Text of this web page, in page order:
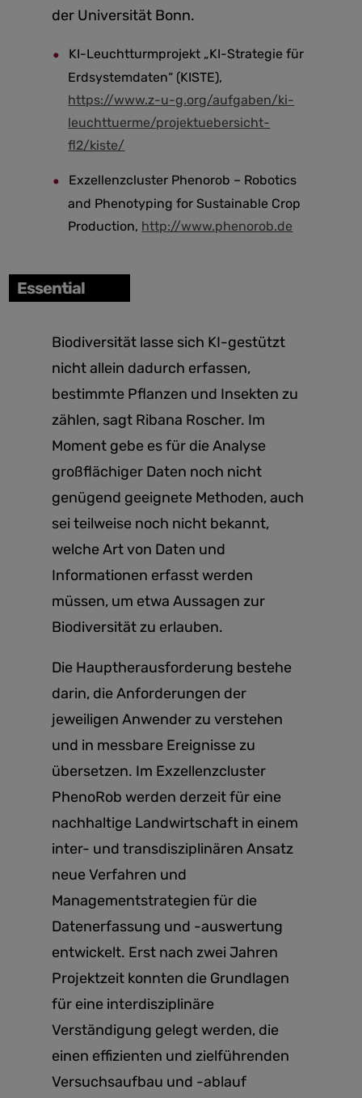
der Universität Bonn.
KI-Leuchtturmprojekt „KI-Strategie für
Erdsystemdaten“ (KISTE),
https://www.z-u-g.org/aufgaben/ki-
leuchttuerme/projektuebersicht-
fl2/kiste/
Exzellenzcluster Phenorob – Robotics
and Phenotyping for Sustainable Crop
Production, http://www.phenorob.de
Essential
Biodiversität lasse sich KI-gestützt
nicht allein dadurch erfassen,
bestimmte Pflanzen und Insekten zu
zählen, sagt Ribana Roscher. Im
Moment gebe es für die Analyse
großflächiger Daten noch nicht
genügend geeignete Methoden, auch
sei teilweise noch nicht bekannt,
welche Art von Daten und
Informationen erfasst werden
müssen, um etwa Aussagen zur
Biodiversität zu erlauben.
Die Hauptherausforderung bestehe
darin, die Anforderungen der
jeweiligen Anwender zu verstehen
und in messbare Ereignisse zu
übersetzen. Im Exzellenzcluster
PhenoRob werden derzeit für eine
nachhaltige Landwirtschaft in einem
inter- und transdisziplinären Ansatz
neue Verfahren und
Managementstrategien für die
Datenerfassung und -auswertung
entwickelt. Erst nach zwei Jahren
Projektzeit konnten die Grundlagen
für eine interdisziplinäre
Verständigung gelegt werden, die
einen effizienten und zielführenden
Versuchsaufbau und -ablauf